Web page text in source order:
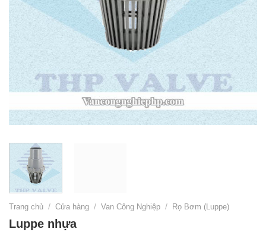
Trang chủ / Cửa hàng / Van Công Nghiệp / Rọ Bơm (Luppe)
Luppe nhựa